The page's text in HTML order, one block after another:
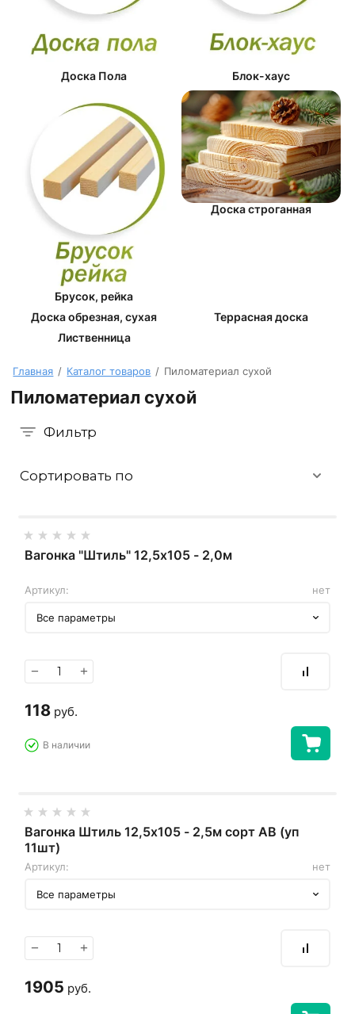
Доска Пола Блок-хаус
Брусок, рейка
Доска строганная
Доска обрезная, сухая
Террасная доска
Лиственница
Главная / Каталог товаров / Пиломатериал сухой
Пиломатериал сухой
Фильтр
Сортировать по
Вагонка "Штиль" 12,5х105 - 2,0м
Артикул: нет
Все параметры
− +
118 руб.
В наличии
Вагонка Штиль 12,5х105 - 2,5м сорт АВ (уп
11шт)
Артикул: нет
Все параметры
− +
1905 руб.